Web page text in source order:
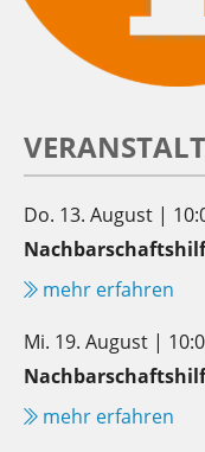
Do. 13. August |
mehr erfahren
Mi. 19. August |
mehr erfahren